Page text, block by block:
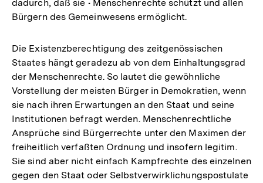
dadurch, daß sie • Menschenrechte schützt und allen
Bürgern des Gemeinwesens ermöglicht.
Die Existenzberechtigung des zeitgenössischen
Staates hängt geradezu ab von dem Einhaltungsgrad
der Menschenrechte. So lautet die gewöhnliche
Vorstellung der meisten Bürger in Demokratien, wenn
sie nach ihren Erwartungen an den Staat und seine
Institutionen befragt werden. Menschenrechtliche
Ansprüche sind Bürgerrechte unter den Maximen der
freiheitlich verfaßten Ordnung und insofern legitim.
Sie sind aber nicht einfach Kampfrechte des einzelnen
gegen den Staat oder Selbstverwirklichungspostulate